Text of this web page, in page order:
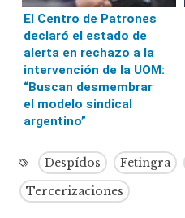
El Centro de Patrones
declaró el estado de
alerta en rechazo a la
intervención de la UOM:
“Buscan desmembrar
el modelo sindical
argentino”
Despídos Fetingra
Tercerizaciones